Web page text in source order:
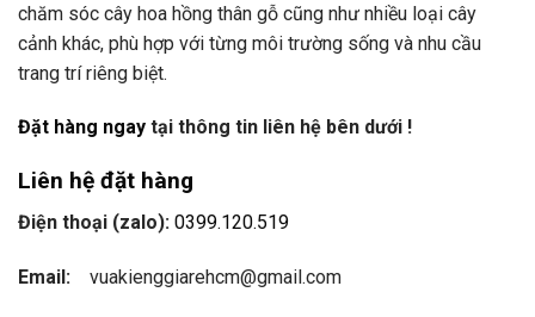
chăm sóc cây hoa hồng thân gỗ cũng như nhiều loại cây
cảnh khác, phù hợp với từng môi trường sống và nhu cầu
trang trí riêng biệt.
Đặt hàng ngay tại thông tin liên hệ bên dưới !
Liên hệ đặt hàng
Điện thoại (zalo): 0399.120.519
Email: vuakienggiarehcm@gmail.com